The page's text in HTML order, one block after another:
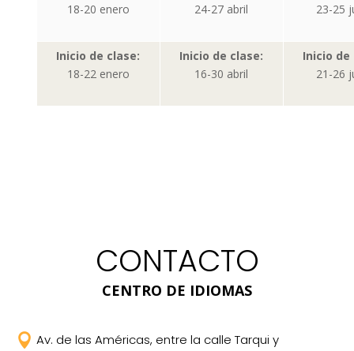
18-20 enero
24-27 abril
23-25
Inicio de clase:
18-22 enero
Inicio de clase:
16-30 abril
Inicio de
21-26
CONTACTO
CENTRO DE IDIOMAS
 Av. de las Américas, entre la calle Tarqui y